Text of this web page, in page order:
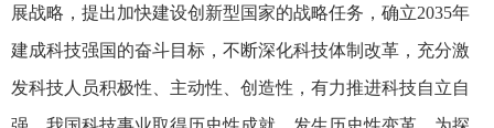
展战略，提出加快建设创新型国家的战略任务，确立2035年
建成科技强国的奋斗目标，不断深化科技体制改革，充分激
发科技人员积极性、主动性、创造性，有力推进科技自立自